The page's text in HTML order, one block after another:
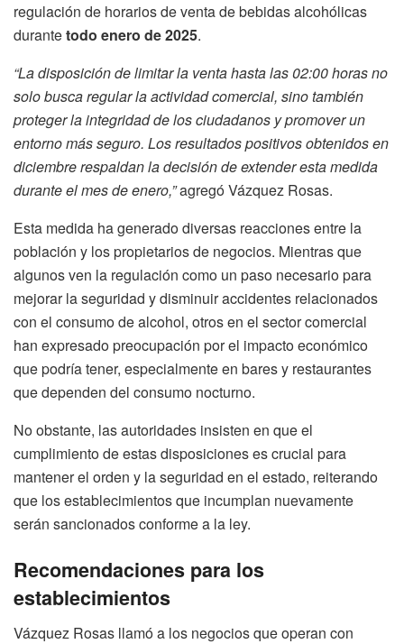
regulación de horarios de venta de bebidas alcohólicas
durantetodo enero de 2025.
“La disposición de limitar la venta hasta las 02:00 horas no
solo busca regular la actividad comercial, sino también
proteger la integridad de los ciudadanos y promover un
entorno más seguro. Los resultados positivos obtenidos en
diciembre respaldan la decisión de extender esta medida
durante el mes de enero,”agregó Vázquez Rosas.
Esta medida ha generado diversas reacciones entre la
población y los propietarios de negocios. Mientras que
algunos ven la regulación como un paso necesario para
mejorar la seguridad y disminuir accidentes relacionados
con el consumo de alcohol, otros en el sector comercial
han expresado preocupación por el impacto económico
que podría tener, especialmente en bares y restaurantes
que dependen del consumo nocturno.
No obstante, las autoridades insisten en que el
cumplimiento de estas disposiciones es crucial para
mantener el orden y la seguridad en el estado, reiterando
que los establecimientos que incumplan nuevamente
serán sancionados conforme a la ley.
Recomendaciones para los
establecimientos
Vázquez Rosas llamó a los negocios que operan con